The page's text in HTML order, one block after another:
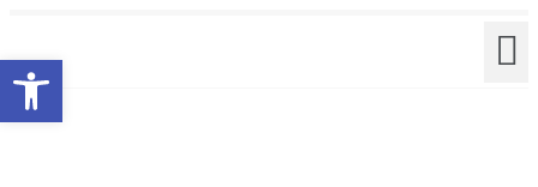
Barra de Ferramentas Aberta